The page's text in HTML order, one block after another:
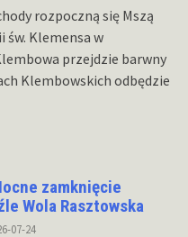
rozpoczną się Mszą
św. Klemensa w
przejdzie barwny
Klembowskich odbędzie
zamknięcie
Wola Rasztowska
07-24